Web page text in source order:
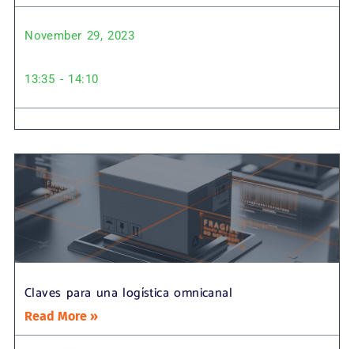
November 29, 2023
13:35 - 14:10
Claves para una logística omnicanal
Read More »